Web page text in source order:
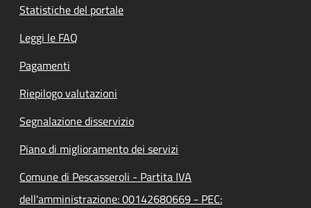
Statistiche del portale
Leggi le FAQ
Pagamenti
Riepilogo valutazioni
Segnalazione disservizio
Piano di miglioramento dei servizi
Comune di Pescasseroli - Partita IVA
dell'amministrazione: 00142680669 - PEC: